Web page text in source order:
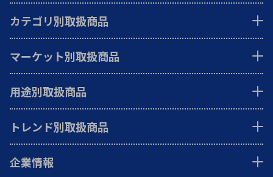
カテゴリ別取扱商品
マーケット別取扱商品
用途別取扱商品
トレンド別取扱商品
企業情報